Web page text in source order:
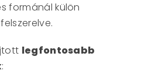
formánál külön
legfontosabb
: